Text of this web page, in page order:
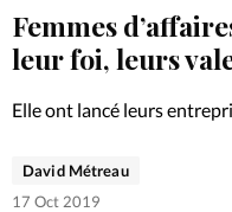
Foi
Opinions
Femmes
leur foi, leurs
Elle ont lancé leurs
Dossier: Entrepreneurs
Audrey Pottiez-Reynard,
David Métreau
17 Oct 2019